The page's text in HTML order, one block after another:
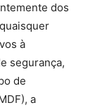
dos
à
segurança,
de
a